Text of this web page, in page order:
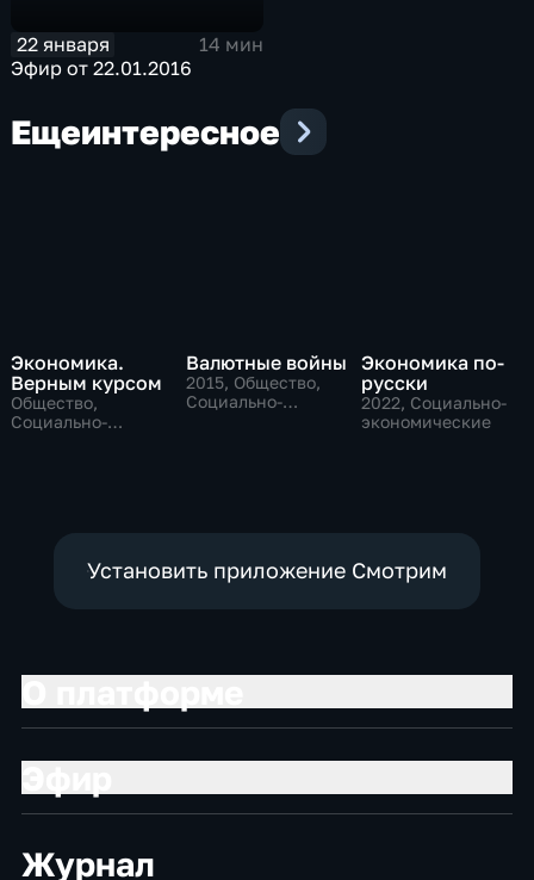
22 января
14 мин
Эфир от 22.01.2016
Ещеинтересное
Экономика.
Верным курсом
Общество,
Социально-
Валютные войны
2015, Общество,
Социально-
Экономика по-
русски
2022, Социально-
экономические
Установить приложение Смотрим
Журнал